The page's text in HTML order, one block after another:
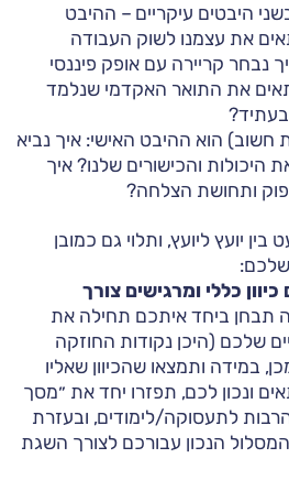
היבטים עיקריים – ההיבט
את עצמנו לשוק העבודה
קריירה עם אופק פיננסי
את התואר האקדמי שנלמד
חשוב) הוא ההיבט האישי: איך נביא
היכולות והכישורים שלנו? איך
ותחושת הצלחה?
יועץ ליועץ, ותלוי גם כמובן
שלכם:
כללי ומרגישים צורך
תבחן ביחד איתכם תחילה את
שלכם (היכן נקודות החוזקה
במידה ותמצאו שהכיוון שאליו
ונכון לכם, תפזרו יחד את ״מסך
לתעסוקה/לימודים, ובעזרת
הנכון עבורכם לצורך השגת